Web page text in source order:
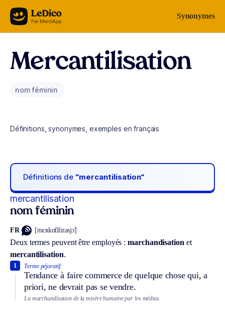
Aller au contenu Synonymes
Mercantilisation
nom féminin
Définitions, synonymes, exemples en français
Définitions de “mercantilisation“
mercantilisation
nom féminin
FR [mɛʀkɑ̃tilizasjɔ̃]
Deux termes peuvent être employés :marchandisation et
mercantilisation.
Terme péjoratif.
Tendance à faire commerce de quelque chose qui, a
priori, ne devrait pas se vendre.
1
La marchandisation de la misère humaine par les médias.